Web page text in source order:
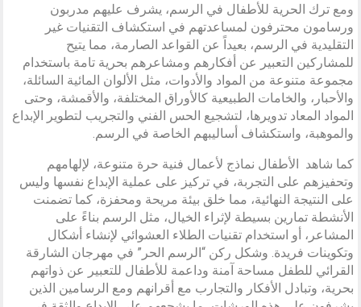
ومع ترك الحرية للأطفال في الرسم، يشرف عليهم مدربون
ورسامون محترفون لمساعدتهم في استكشاف التقنيات غير
التقليدية في الرسم، بعيداً عن القواعد الصارمة، مما يتيح
للمشاركين التعبير عن أفكارهم ومشاعرهم بحرية تامة باستخدام
مجموعة متنوعة من المواد والأدوات، مثل الألوان المائية السائلة،
والأحبار، والخامات الطبيعية كالأوراق المختلفة، والأقمشة، وحتى
المواد المعاد تدويرها، لتشجيع الحس الفني والتجريب لتطوير الإبداع
والموهبة، واستكشاف أساليبهم الخاصة في الرسم.
كما شاهد الأطفال نماذج لأعمال فنية حرة متنوعة، لإلهامهم
وتحفيزهم على التجربة، في تركيز على عملية الإبداع نفسها وليس
على النتيجة النهائية، مما خلق بيئة مريحة ومحفزة، كما تضمنت
الأنشطة تمارين بسيطة لإثراء الخيال، مثل الرسم بناءً على
المشاعر، أو استخدام تقنيات الطلاء العشوائي لإنشاء أشكال
وتكوينات فريدة. وشكل ركن “الرسم الحر” في مهرجان الشارقة
القرائي للطفل مساحة آمنة وداعمة للأطفال للتعبير عن ذواتهم
بحرية، وتبادل الأفكار والتجارب مع أقرانهم ومع الرسامين الذين